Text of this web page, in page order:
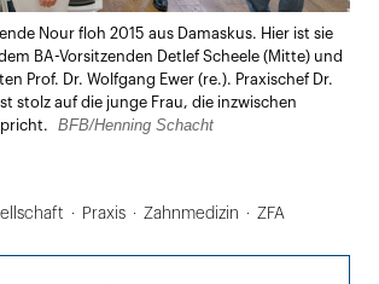
Lightbox
öffnen
Nour floh 2015 aus Damaskus. Hier ist sie
BA-Vorsitzenden Detlef Scheele (Mitte) und
Prof. Dr. Wolfgang Ewer (re.). Praxischef Dr.
stolz auf die junge Frau, die inzwischen
BFB/Henning Schacht
Praxis Zahnmedizin ZFA